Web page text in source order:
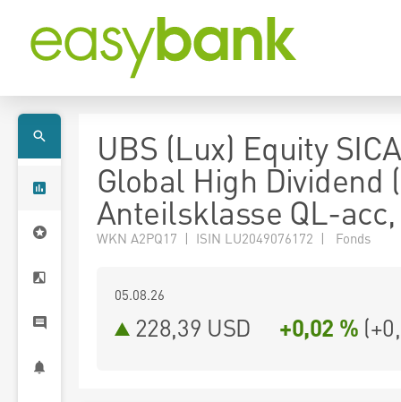
UBS (Lux) Equity
Global High Dividend
Anteilsklasse QL-
WKN A2PQ17 | ISIN LU2049076172 | Fonds
05.08.26
228,39 USD +0,02 % (